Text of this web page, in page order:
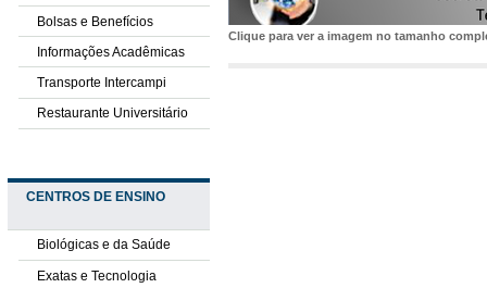
Bolsas e Benefícios
Informações Acadêmicas
Transporte Intercampi
Restaurante Universitário
CENTROS DE ENSINO
Biológicas e da Saúde
Exatas e Tecnologia
Clique para ver a imagem no tamanho